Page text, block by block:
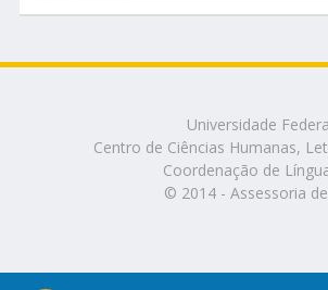
Universidade
Centro de Ciências Humanas,
Coordenação de
© 2014 - Assessoria